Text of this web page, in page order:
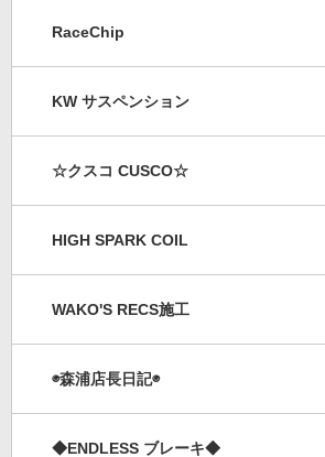
RaceChip
KW サスペンション
☆クスコ CUSCO☆
HIGH SPARK COIL
WAKO'S RECS施工
◉森浦店長日記◉
◆ENDLESS ブレーキ◆